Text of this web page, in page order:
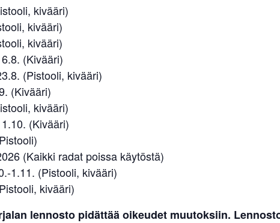
kivääri)
kivääri)
kivääri)
(Kivääri)
(Pistooli, kivääri)
(Kivääri)
kivääri)
(Kivääri)
(Kaikki radat poissa käytöstä)
1.11. (Pistooli, kivääri)
kivääri)
lennosto pidättää oikeudet muutoksiin.